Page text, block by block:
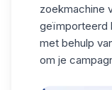
zoekmachine
geïmporteerd
met behulp
om je